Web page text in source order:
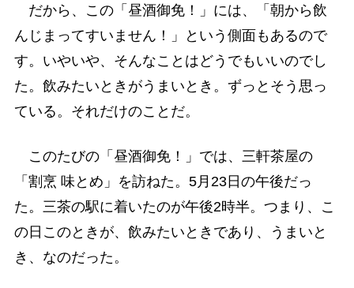
だから、この「昼酒御免！」には、「朝から飲
んじまってすいません！」という側面もあるので
す。いやいや、そんなことはどうでもいいのでし
た。飲みたいときがうまいとき。ずっとそう思っ
ている。それだけのことだ。
このたびの「昼酒御免！」では、三軒茶屋の
「割烹 味とめ」を訪ねた。5月23日の午後だっ
た。三茶の駅に着いたのが午後2時半。つまり、こ
の日このときが、飲みたいときであり、うまいと
き、なのだった。